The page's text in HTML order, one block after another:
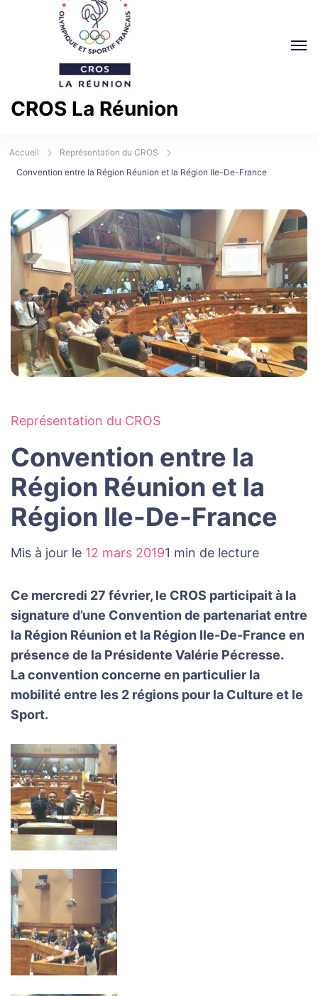
CROS La Réunion
Accueil
Représentation du CROS
Convention entre la Région Réunion et la Région Ile-De-France
Représentation du CROS
Convention entre la
Région Réunion et la
Région Ile-De-France
Mis à jour le 12 mars 20191 min de lecture
Ce mercredi 27 février, le CROS participait à la
signature d’une Convention de partenariat entre
la Région Réunion et la Région Ile-De-France en
présence de la Présidente Valérie Pécresse.
La convention concerne en particulier la
mobilité entre les 2 régions pour la Culture et le
Sport.